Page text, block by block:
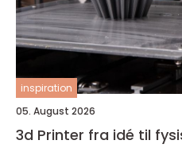
inspiration
05. August 2026
3d Printer fra